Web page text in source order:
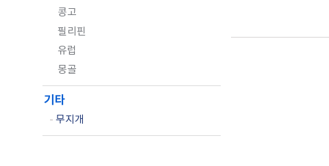
콩고
필리핀
유럽
몽골
기타
- 무지개